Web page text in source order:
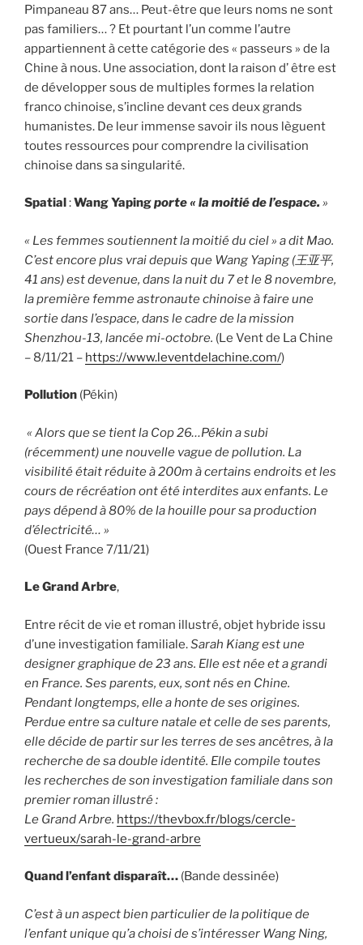
Pimpaneau 87 ans… Peut-être que leurs noms ne sont
pas familiers… ? Et pourtant l’un comme l’autre
appartiennent à cette catégorie des « passeurs » de la
Chine à nous. Une association, dont la raison d’ être est
de développer sous de multiples formes la relation
franco chinoise, s’incline devant ces deux grands
humanistes. De leur immense savoir ils nous lèguent
toutes ressources pour comprendre la civilisation
chinoise dans sa singularité.
Spatial:Wang Yapingporte « la moitié de l’espace. »
« Les femmes soutiennent la moitié du ciel » a dit Mao.
C’est encore plus vrai depuis que Wang Yaping (王亚平,
41 ans) est devenue, dans la nuit du 7 et le 8 novembre,
la première femme astronaute chinoise à faire une
sortie dans l’espace, dans le cadre de la mission
Shenzhou-13, lancée mi-octobre. (Le Vent de La Chine
– 8/11/21 – https://www.leventdelachine.com/)
Pollution (Pékin)
« Alors que se tient la Cop 26…Pékin a subi
(récemment) une nouvelle vague de pollution. La
visibilité était réduite à 200m à certains endroits et les
cours de récréation ont été interdites aux enfants. Le
pays dépend à 80% de la houille pour sa production
d’électricité… »
(Ouest France 7/11/21)
Le Grand Arbre,
Entre récit de vie et roman illustré, objet hybride issu
d’une investigation familiale.Sarah Kiang est une
designer graphique de 23 ans. Elle est née et a grandi
en France. Ses parents, eux, sont nés en Chine.
Pendant longtemps, elle a honte de ses origines.
Perdue entre sa culture natale et celle de ses parents,
elle décide de partir sur les terres de ses ancêtres, à la
recherche de sa double identité. Elle compile toutes
les recherches de son investigation familiale dans son
premier roman illustré :
Le Grand Arbre. https://thevbox.fr/blogs/cercle-
vertueux/sarah-le-grand-arbre
Quand l’enfant disparaît… (Bande dessinée)
C’est à un aspect bien particulier de la politique de
l’enfant unique qu’a choisi de s’intéresser Wang Ning,